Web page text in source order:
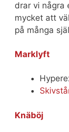
drar vi några
mycket att
på många
Marklyft
Knäböj